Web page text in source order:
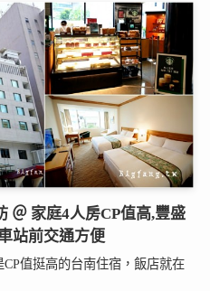
＠ 家庭4人房CP值高,豐盛
站前交通方便
CP值挺高的台南住宿，飯店就在